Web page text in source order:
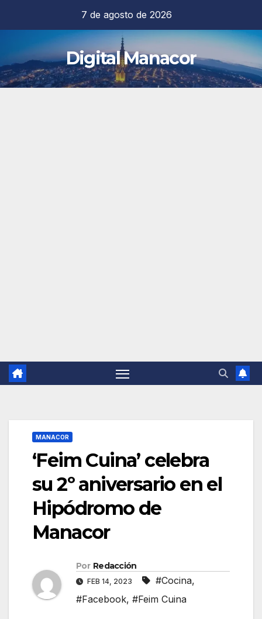
contenido
7 de agosto de 2026
Digital Manacor
MANACOR
‘Feim Cuina’ celebra
su 2º aniversario en el
Hipódromo de
Manacor
Por Redacción
FEB 14, 2023 #Cocina,
#Facebook, #Feim Cuina